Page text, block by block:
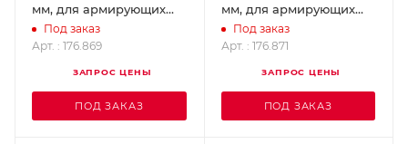
мм, для армирующих
лент. LEISTER 176.869
Под заказ
Арт. : 176.869
ЗАПРОС ЦЕНЫ
ПОД ЗАКАЗ
мм, для армирующих
лент. LEISTER 176.871
Под заказ
Арт. : 176.871
ЗАПРОС ЦЕНЫ
ПОД ЗАКАЗ